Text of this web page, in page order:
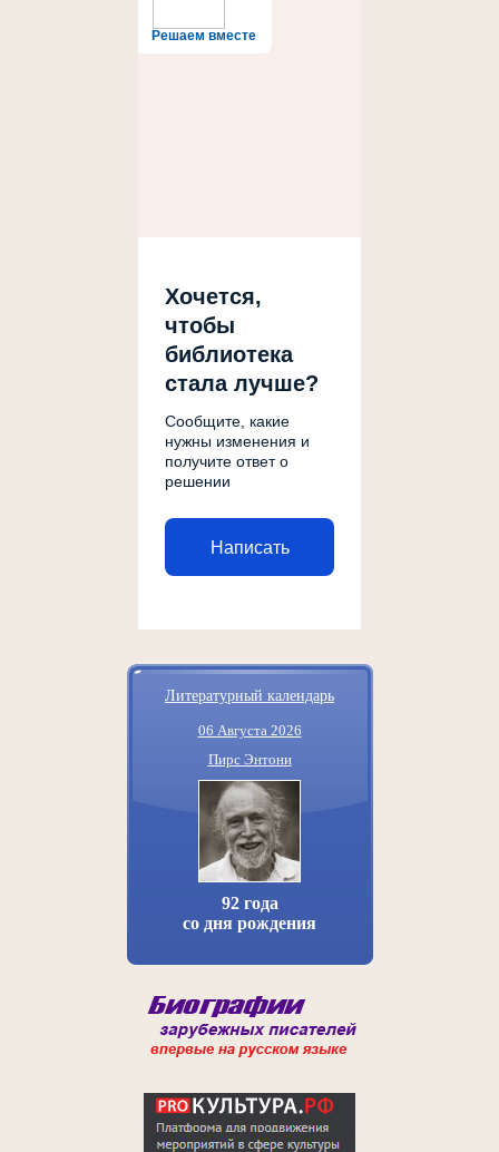
Решаем вместе
Хочется,
чтобы
библиотека
стала лучше?
Сообщите, какие
нужны изменения и
получите ответ о
решении
Написать
Литературный календарь
06 Августа 2026
Пирс Энтони
92 года
со дня рождения